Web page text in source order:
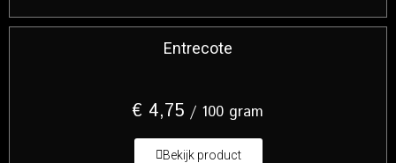
Entrecote
€ 4,75 / 100 gram
Bekijk product